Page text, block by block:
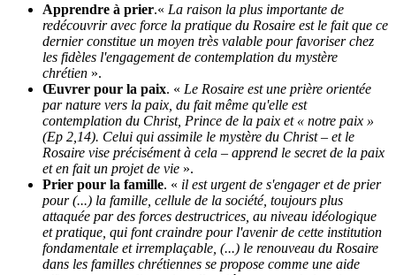
Apprendre à prier.« La raison la plus importante de
redécouvrir avec force la pratique du Rosaire est le fait que ce
dernier constitue un moyen très valable pour favoriser chez
les fidèles l'engagement de contemplation du mystère
chrétien ».
Œuvrer pour la paix. « Le Rosaire est une prière orientée
par nature vers la paix, du fait même qu'elle est
contemplation du Christ, Prince de la paix et « notre paix »
(Ep 2,14). Celui qui assimile le mystère du Christ – et le
Rosaire vise précisément à cela – apprend le secret de la paix
et en fait un projet de vie ».
Prier pour la famille. « il est urgent de s'engager et de prier
pour (...) la famille, cellule de la société, toujours plus
attaquée par des forces destructrices, au niveau idéologique
et pratique, qui font craindre pour l'avenir de cette institution
fondamentale et irremplaçable, (...) le renouveau du Rosaire
dans les familles chrétiennes se propose comme une aide